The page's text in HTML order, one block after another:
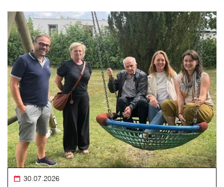
30.07.2026